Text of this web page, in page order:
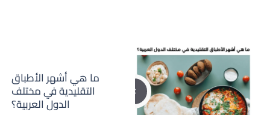
ما هي أشهر الأطباق
التقليدية في مختلف
الدول العربية؟